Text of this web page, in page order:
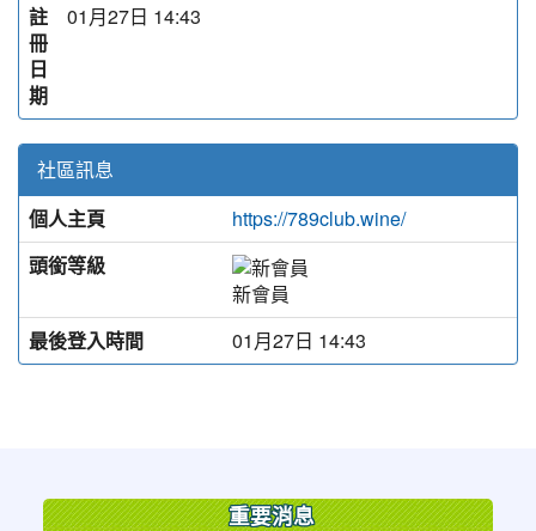
註
冊
日
期
01月27日 14:43
社區訊息
個人主頁
https://789club.wine/
頭銜等級
新會員
最後登入時間
01月27日 14:43
重要消息